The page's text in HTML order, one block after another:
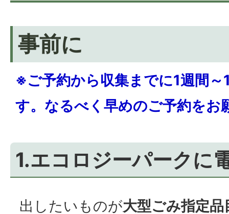
事前に
※ご予約から収集までに1週間～
す。なるべく早めのご予約をお
1.エコロジーパークに
出したいものが大型ごみ指定品